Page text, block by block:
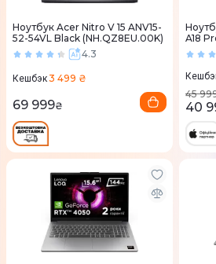
Ноутбук Acer Nitro V 15 ANV15-
52-54VL Black (NH.QZ8EU.00K)
4.3
Кешбэк3 499 ₴
69 999₴
A18
45
40